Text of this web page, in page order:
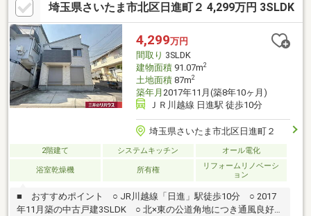
埼玉県さいたま市北区日進町２ 4,299万円 3SLDK
4,299万円
間取り 3SLDK
建物面積91.07m2
土地面積87m2
築年月 2017年11月(築8年10ヶ月)
ＪＲ川越線 日進駅 徒歩10分
埼玉県さいたま市北区日進町２
2階建て システムキッチン オール電化
浴室乾燥機 所有権
リフォームリノベーシ
ョン
■ おすすめポイント ○ JR川越線「日進」駅徒歩10分 ○ 2017
年11月築の中古戸建3SLDK ○ 北×東の公道角地につき通風良好